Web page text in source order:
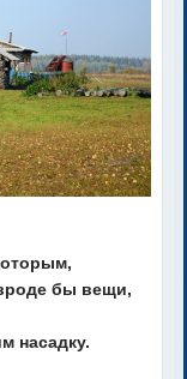
бы вещи,
насадку.